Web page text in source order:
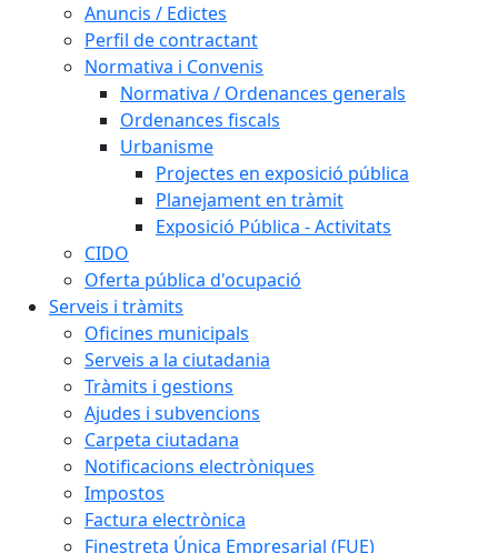
Anuncis / Edictes
Perfil de contractant
Normativa i Convenis
Normativa / Ordenances generals
Ordenances fiscals
Urbanisme
Projectes en exposició pública
Planejament en tràmit
Exposició Pública - Activitats
CIDO
Oferta pública d'ocupació
Serveis i tràmits
Oficines municipals
Serveis a la ciutadania
Tràmits i gestions
Ajudes i subvencions
Carpeta ciutadana
Notificacions electròniques
Impostos
Factura electrònica
Finestreta Única Empresarial (FUE)